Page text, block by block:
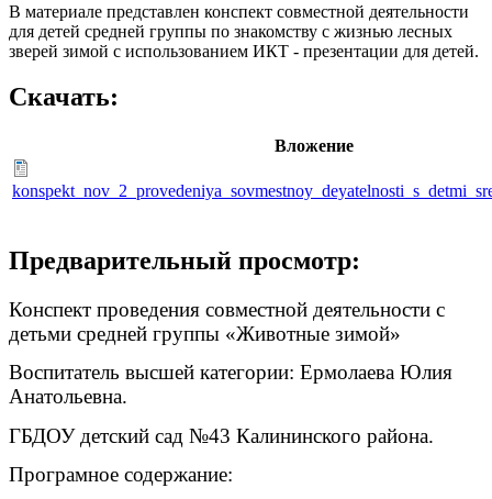
В материале представлен конспект совместной деятельности
для детей средней группы по знакомству с жизнью лесных
зверей зимой с использованием ИКТ - презентации для детей.
Скачать:
Вложение
Предварительный просмотр:
Конспект проведения совместной деятельности с
детьми средней группы «Животные зимой»
Воспитатель высшей категории: Ермолаева Юлия
Анатольевна.
ГБДОУ детский сад №43 Калининского района.
Програмное содержание: